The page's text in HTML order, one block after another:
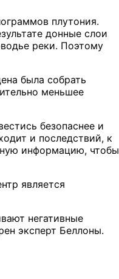
плутония.
донные слои
реки. Поэтому
была собрать
меньшее
безопаснее и
и последствий, к
информацию, чтобы
является
негативные
эксперт Беллоны.